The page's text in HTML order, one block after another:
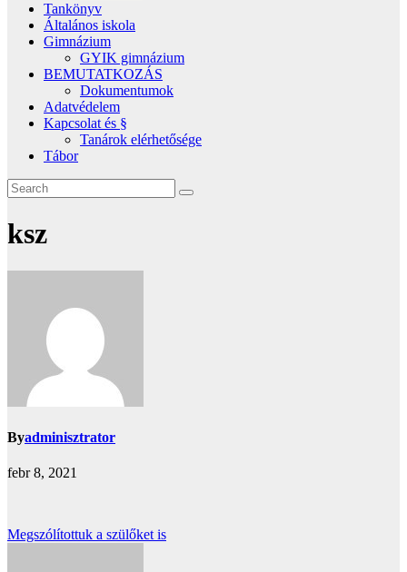
Tankönyv
Általános iskola
Gimnázium
GYIK gimnázium
BEMUTATKOZÁS
Dokumentumok
Adatvédelem
Kapcsolat és §
Tanárok elérhetősége
Tábor
ksz
Byadminisztrator
febr 8, 2021
Bejegyzés
Megszólítottuk a szülőket is